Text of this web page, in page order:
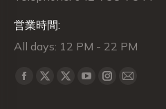
営業時間:
All days: 12 PM - 22 PM
Find us on:
Facebook
X
X
YouTubeInstagram
Mail